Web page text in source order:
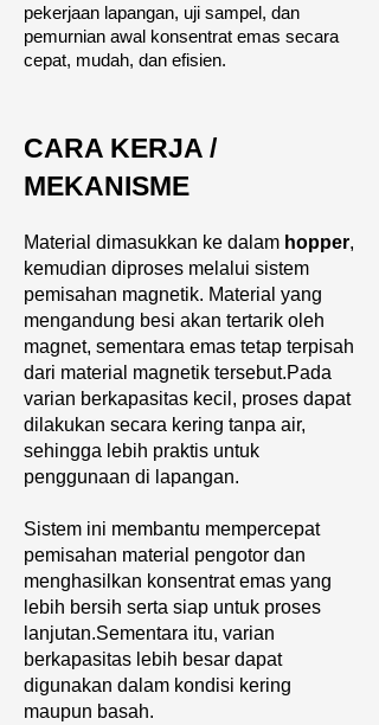
pekerjaan lapangan, uji sampel, dan
pemurnian awal konsentrat emas secara
cepat, mudah, dan efisien.
CARA KERJA /
MEKANISME
Material dimasukkan ke dalam hopper,
kemudian diproses melalui sistem
pemisahan magnetik. Material yang
mengandung besi akan tertarik oleh
magnet, sementara emas tetap terpisah
dari material magnetik tersebut.Pada
varian berkapasitas kecil, proses dapat
dilakukan secara kering tanpa air,
sehingga lebih praktis untuk
penggunaan di lapangan.
Sistem ini membantu mempercepat
pemisahan material pengotor dan
menghasilkan konsentrat emas yang
lebih bersih serta siap untuk proses
lanjutan.Sementara itu, varian
berkapasitas lebih besar dapat
digunakan dalam kondisi kering
maupun basah.